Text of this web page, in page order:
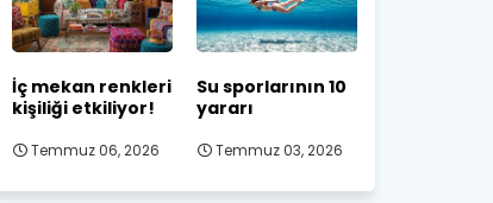
İç mekan renkleri
kişiliği etkiliyor!
Temmuz 06, 2026
Su sporlarının 10
yararı
Temmuz 03, 2026